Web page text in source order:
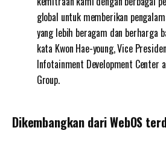
global untuk memberikan
yang lebih beragam dan berharga
kata Kwon Hae-young, Vice
Infotainment Development Center
Group.
Dikembangkan dari WebOS